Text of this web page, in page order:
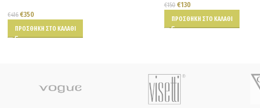
€416 €350
ΠΡΟΣΘΉΚΗ ΣΤΟ ΚΑΛΆΘΙ
€150 €130
ΠΡΟΣΘΉΚΗ ΣΤΟ ΚΑΛΆΘΙ